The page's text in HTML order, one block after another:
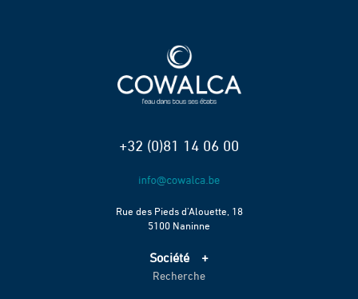
+32 (0)81 14 06 00
Rue des Pieds d’Alouette, 18
5100 Naninne
Société
Accueil
Recherche